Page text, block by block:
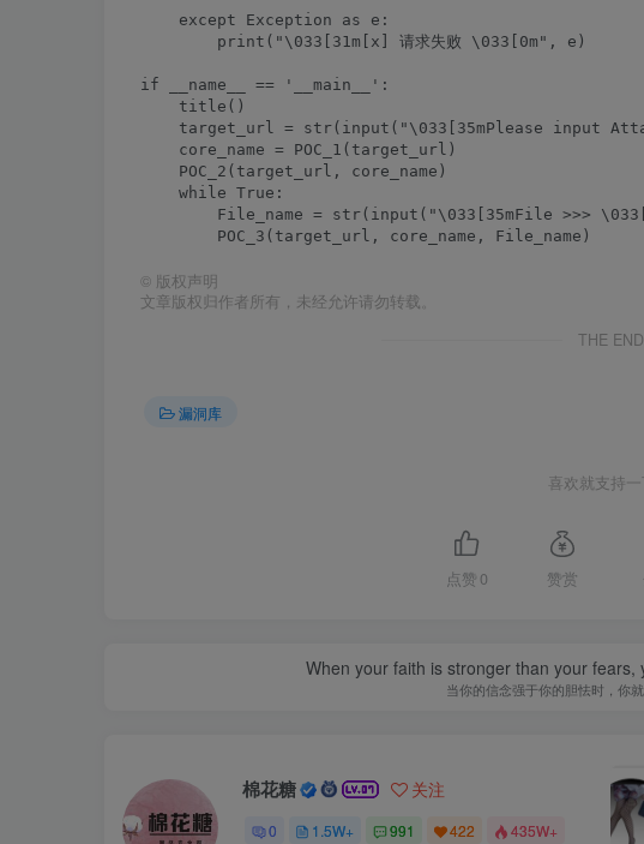
    except Exception as e:
        print("\033[31m[x] 请求失败 \033[0m", e)
if __name__ == '__main__':
    title()
target_url = str(input("\033[35mPlease input
    core_name = POC_1(target_url)
    POC_2(target_url, core_name)
    while True:
File_name = str(input("\033[35mFile >>>
© 版权声明
文章版权归作者所有，未经允许请勿转载。
THE END
漏洞库
喜欢就支持
点赞 0 赞赏
When your faith is stronger than your
当你的信念强于你的胆怯时，你
棉花糖 关注
0 1.5W+ 991 422 435W+